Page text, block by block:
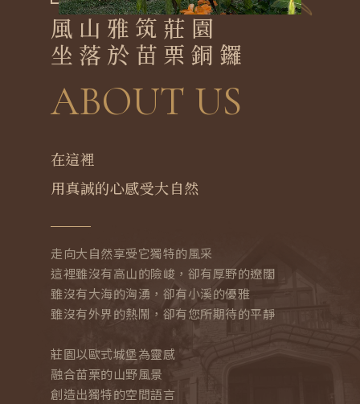
A JOURNEY INTO STILLNESS
風山雅筑莊園
坐落於苗栗銅鑼
ABOUT US
在這裡
用真誠的心感受大自然
走向大自然享受它獨特的風采
這裡雖沒有高山的險峻，卻有厚野的遼闊
雖沒有大海的洶湧，卻有小溪的優雅
雖沒有外界的熱鬧，卻有您所期待的平靜
莊園以歐式城堡為靈感
融合苗栗的山野風景
創造出獨特的空間語言